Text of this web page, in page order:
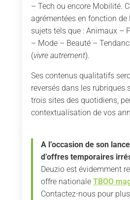
– Tech ou encore Mobilité.
agrémentées en fonction de
sujets tels que : Animaux –
– Mode – Beauté –
(vivre autrement).
Ses contenus qualitatifs
reversés dans les rubriques
trois sites des quotidiens,
contextualisation de vos
A l’occasion de son
d’offres temporaires
Deuzio est évidemment
offre nationale TBOO
Contactez-nous pour